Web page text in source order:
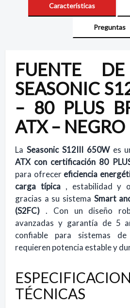
Características
Preguntas
FUENTE
SEASONIC
– 80 PLUS
ATX – NEGRO
La Seasonic S12III 650W es
ATX con certificación 80
para ofrecer eficiencia
carga típica , estabilidad y
gracias a su sistema Smart
(S2FC) . Con un diseño
avanzadas y garantía de 5
confiable para sistemas
requieren potencia estable y
TÉCNICAS